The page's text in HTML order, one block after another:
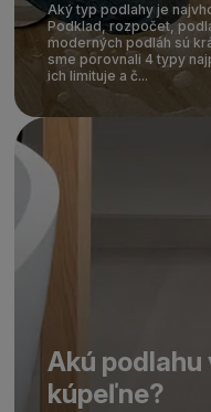
Aký typ podlahy je
Podklad, rozpočet,
moderných podláh sú
sme porovnali 4 typy
ich limituje a č...
Akú
kúpeľne?